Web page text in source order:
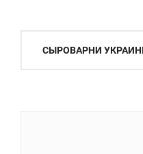
Навигация
СЫРОВАРНИ